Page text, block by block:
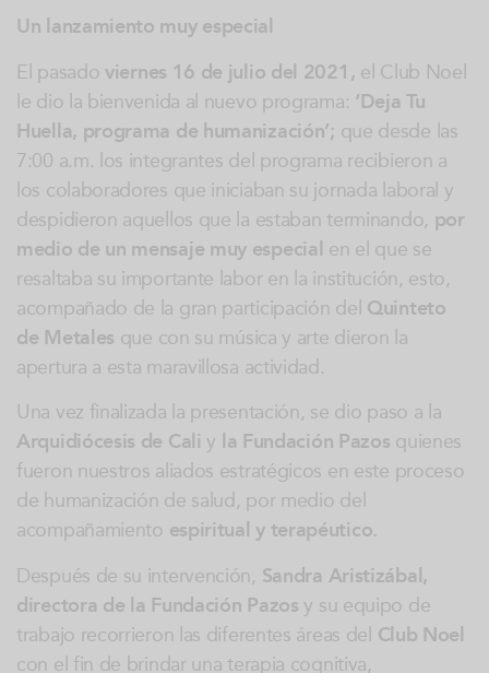
Un lanzamiento muy especial
El pasadoviernes 16 de julio del 2021, el Club Noel
le dio la bienvenida al nuevo programa: ‘Deja Tu
Huella, programa de humanización’; que desde las
7:00 a.m. los integrantes del programa recibieron a
los colaboradores que iniciaban su jornada laboral y
despidieron aquellos que la estaban terminando, por
medio de un mensaje muy especial en el que se
resaltaba su importante labor en la institución, esto,
acompañado de la gran participación del Quinteto
de Metales que con su música y arte dieron la
apertura a esta maravillosa actividad.
Una vez finalizada la presentación, se dio paso a la
Arquidiócesis de Cali y la Fundación Pazos quienes
fueron nuestros aliados estratégicos en este proceso
de humanización de salud, por medio del
acompañamiento espiritual y terapéutico.
Después de su intervención, Sandra Aristizábal,
directora de la Fundación Pazos y su equipo de
trabajo recorrieron las diferentes áreas del Club Noel
con el fin de brindar una terapia cognitiva,